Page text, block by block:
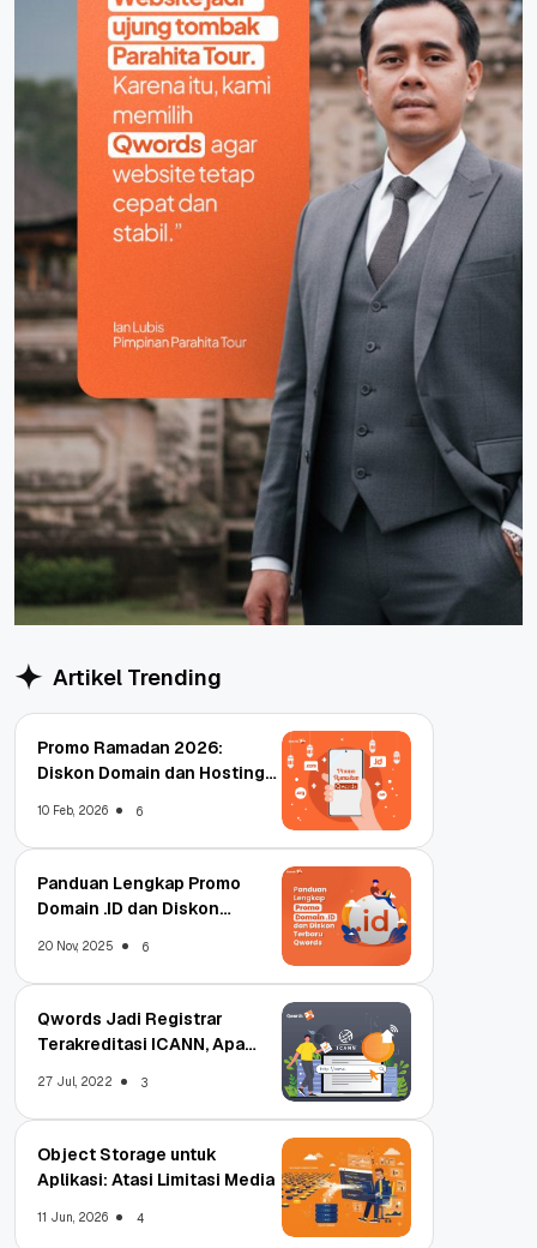
Artikel Trending
Promo Ramadan 2026:
Diskon Domain dan Hosting
10 Feb, 2026 6
Panduan Lengkap Promo
Domain .ID dan Diskon
20 Nov, 2025 6
Qwords Jadi Registrar
Terakreditasi ICANN, Apa
27 Jul, 2022 3
Object Storage untuk
Aplikasi: Atasi Limitasi Media
11 Jun, 2026 4